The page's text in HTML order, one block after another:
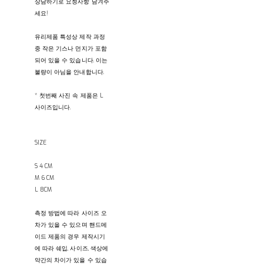
세요!
유리제품 특성상 제작 과정
중 작은 기스나 먼지가 포함
되어 있을 수 있습니다. 이는
불량이 아님을 안내합니다.
* 첫번째 사진 속 제품은 L
사이즈입니다.
SIZE
S 4 CM
M 6 CM
L 8CM
측정 방법에 따라 사이즈 오
차가 있을 수 있으며 핸드메
이드 제품의 경우 제작시기
에 따라 쉐입, 사이즈, 색상에
약간의 차이가 있을 수 있습